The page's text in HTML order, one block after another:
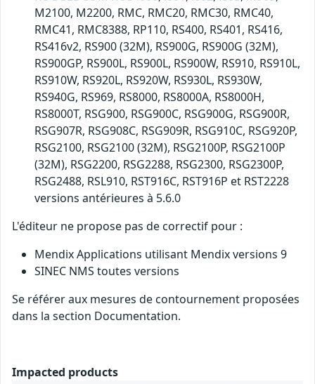
M2100, M2200, RMC, RMC20, RMC30, RMC40,
RMC41, RMC8388, RP110, RS400, RS401, RS416,
RS416v2, RS900 (32M), RS900G, RS900G (32M),
RS900GP, RS900L, RS900L, RS900W, RS910, RS910L,
RS910W, RS920L, RS920W, RS930L, RS930W,
RS940G, RS969, RS8000, RS8000A, RS8000H,
RS8000T, RSG900, RSG900C, RSG900G, RSG900R,
RSG907R, RSG908C, RSG909R, RSG910C, RSG920P,
RSG2100, RSG2100 (32M), RSG2100P, RSG2100P
(32M), RSG2200, RSG2288, RSG2300, RSG2300P,
RSG2488, RSL910, RST916C, RST916P et RST2228
versions antérieures à 5.6.0
L'éditeur ne propose pas de correctif pour :
Mendix Applications utilisant Mendix versions 9
SINEC NMS toutes versions
Se référer aux mesures de contournement proposées
dans la section Documentation.
Impacted products